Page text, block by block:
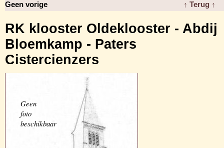
Geen vorige ↑ Terug ↑
RK klooster Oldeklooster - Abdij
Bloemkamp - Paters
Cistercienzers
Geen
foto
beschikbaar